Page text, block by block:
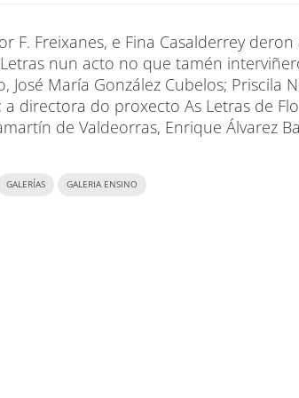
F. Freixanes, e Fina Casalderrey
nun acto no que tamén
José María González Cubelos; Priscila
directora do proxecto As Letras de
de Valdeorras, Enrique Álvarez
GALERÍAS GALERIA ENSINO